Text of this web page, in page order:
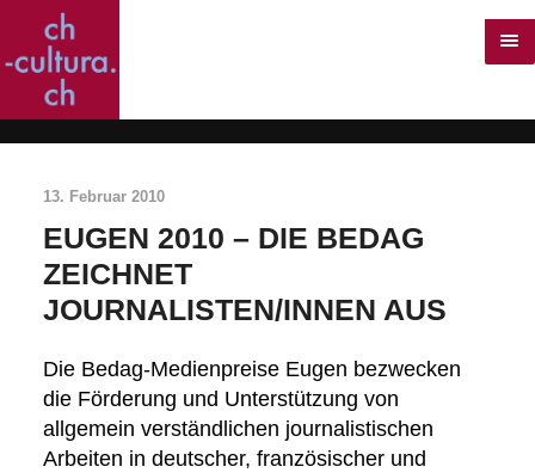
13. Februar 2010
EUGEN 2010 – DIE BEDAG
ZEICHNET
JOURNALISTEN/INNEN AUS
Die Bedag-Medienpreise Eugen bezwecken
die Förderung und Unterstützung von
allgemein verständlichen journalistischen
Arbeiten in deutscher, französischer und